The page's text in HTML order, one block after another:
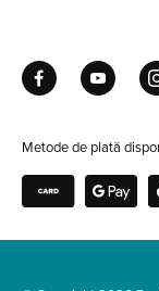
Metode de plată